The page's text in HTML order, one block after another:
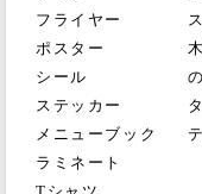
フライヤー
ポスター
シール
ステッカー
メニューブック
ラミネート